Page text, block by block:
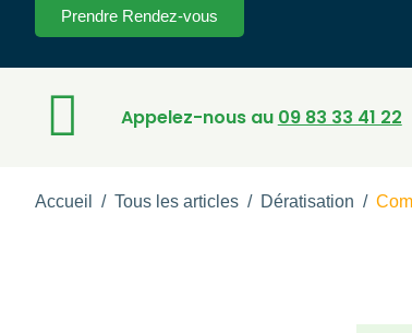
Prendre Rendez-vous
Appelez-nous au 09 83 33 41 22
Accueil / Tous les articles / Dératisation /